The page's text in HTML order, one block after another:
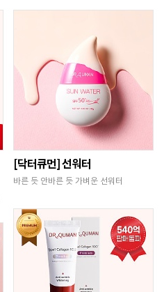
[닥터큐먼] 선워터
바른 듯 안바른 듯 가벼운 선워터